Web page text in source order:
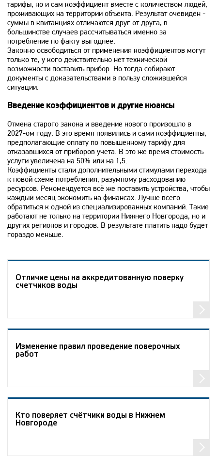
тарифы, но и сам коэффициент вместе с количеством людей,
проживающих на территории объекта. Результат очевиден -
суммы в квитанциях отличаются друг от друга, в
большинстве случаев рассчитываться именно за
потребление по факту выгоднее.
Законно освободиться от применения коэффициентов могут
только те, у кого действительно нет технической
возможности поставить прибор. Но тогда собирают
документы с доказательствами в пользу сложившейся
ситуации.
Введение коэффициентов и другие нюансы
Отмена старого закона и введение нового произошло в
2027-ом году. В это время появились и сами коэффициенты,
предполагающие оплату по повышенному тарифу для
отказавшихся от приборов учёта. В это же время стоимость
услуги увеличена на 50% или на 1,5.
Коэффициенты стали дополнительными стимулами перехода
к новой схеме потребления, разумному расходованию
ресурсов. Рекомендуется всё же поставить устройства, чтобы
каждый месяц экономить на финансах. Лучше всего
обратиться к одной из специализированных компаний. Такие
работают не только на территории Нижнего Новгорода, но и
других регионов и городов. В результате платить надо будет
гораздо меньше.
Отличие цены на аккредитованную поверку
счетчиков воды
Изменение правил проведение поверочных
работ
Кто поверяет счётчики воды в Нижнем
Новгороде